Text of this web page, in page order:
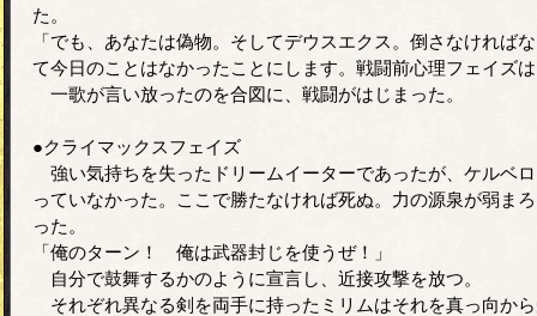
た。
「でも、あなたは偽物。そしてデウスエクス。倒さなければ
て今日のことはなかったことにします。戦闘前心理フェイズ
一歌が言い放ったのを合図に、戦闘がはじまった。
●クライマックスフェイズ
強い気持ちを失ったドリームイーターであったが、ケルベ
っていなかった。ここで勝たなければ死ぬ。力の源泉が弱ま
った。
「俺のターン！ 俺は武器封じを使うぜ！」
自分で鼓舞するかのように宣言し、近接攻撃を放つ。
それぞれ異なる剣を両手に持ったミリムはそれを真っ向か